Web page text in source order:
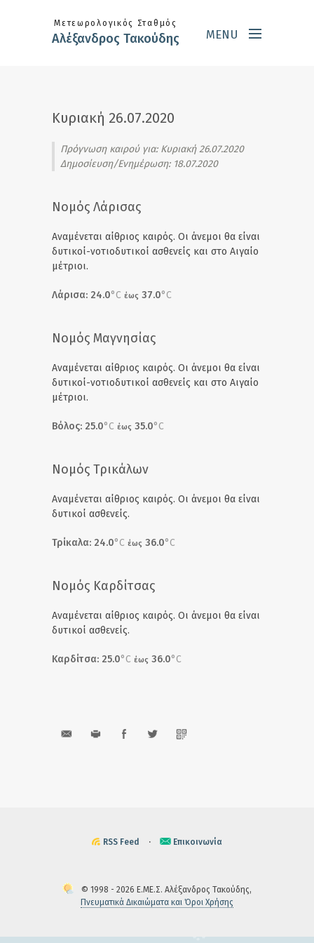
Μετεωρολογικός Σταθμός
Αλέξανδρος Τακούδης MENU
Κυριακή 26.07.2020
Πρόγνωση καιρού για: Κυριακή 26.07.2020
Δημοσίευση/Ενημέρωση: 18.07.2020
Νομός Λάρισας
Αναμένεται αίθριος καιρός. Οι άνεμοι θα είναι
δυτικοί-νοτιοδυτικοί ασθενείς και στο Αιγαίο
μέτριοι.
Λάρισα: 24.0°C έως 37.0°C
Νομός Μαγνησίας
Αναμένεται αίθριος καιρός. Οι άνεμοι θα είναι
δυτικοί-νοτιοδυτικοί ασθενείς και στο Αιγαίο
μέτριοι.
Βόλος: 25.0°C έως 35.0°C
Νομός Τρικάλων
Αναμένεται αίθριος καιρός. Οι άνεμοι θα είναι
δυτικοί ασθενείς.
Τρίκαλα: 24.0°C έως 36.0°C
Νομός Καρδίτσας
Αναμένεται αίθριος καιρός. Οι άνεμοι θα είναι
δυτικοί ασθενείς.
Καρδίτσα: 25.0°C έως 36.0°C
RSS Feed · Επικοινωνία
© 1998 - 2026 Ε.ΜΕ.Σ. Αλέξανδρος Τακούδης,
Πνευματικά Δικαιώματα και Όροι Χρήσης